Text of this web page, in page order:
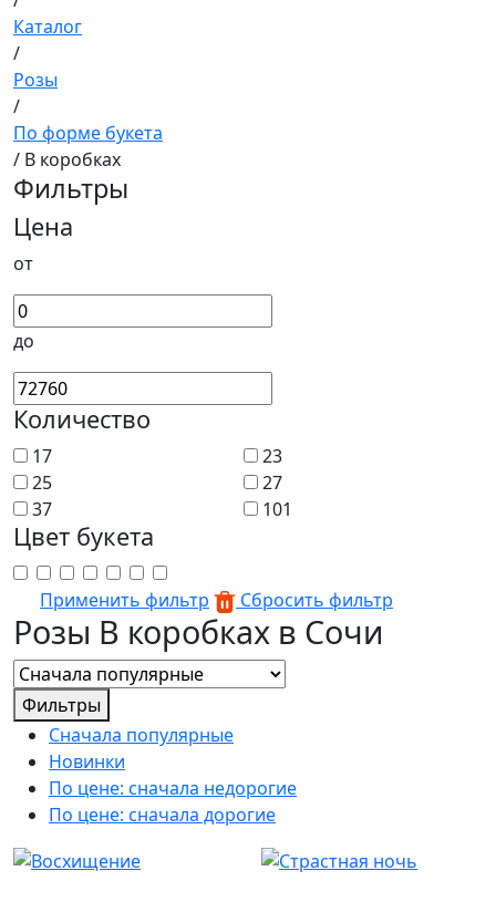
Каталог
/
Розы
/
По форме букета
/ В коробках
Фильтры
Цена
от
до
Количество
17
23
25
27
37
101
Цвет букета
Применить фильтр Сбросить фильтр
Розы В коробках в Сочи
Фильтры
Сначала популярные
Новинки
По цене: сначала недорогие
По цене: сначала дорогие